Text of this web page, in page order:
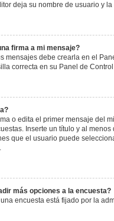
deja su nombre de usuario y
firma a mi mensaje?
mensajes debe crearla en el
correcta en su Panel de
o edita el primer mensaje del
Inserte un título y al
que el usuario puede
más opciones a la encuesta?
encuesta está fijado por la